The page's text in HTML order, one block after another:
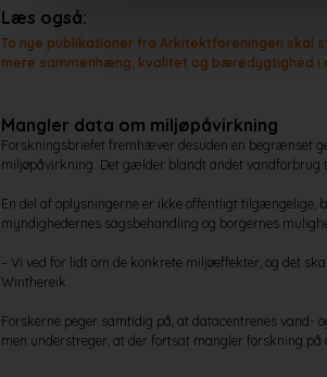
Læs også:
To nye publikationer fra Arkitektforeningen skal
mere sammenhæng, kvalitet og bæredygtighed i
Mangler data om miljøpåvirkning
Forskningsbriefet fremhæver desuden en begrænset
miljøpåvirkning. Det gælder blandt andet vandforbrug
En del af oplysningerne er ikke offentligt tilgængelige,
myndighedernes sagsbehandling og borgernes
– Vi ved for lidt om de konkrete miljøeffekter, og det
Winthereik.
Forskerne peger samtidig på, at datacentrenes vand-
men understreger, at der fortsat mangler forskning på